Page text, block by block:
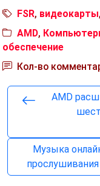
FSR, видеокарты,
AMD,
обеспечение
Кол-во
AMD
Музыка